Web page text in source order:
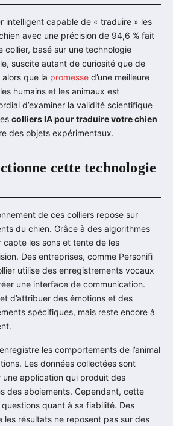
intelligent capable de « traduire » les
avec une précision de 94,6 % fait
collier, basé sur une technologie
suscite autant de curiosité que de
que la promesse d’une meilleure
humains et les animaux est
d’examiner la validité scientifique
colliers IA pour traduire votre chien
des objets expérimentaux.
cette technologie
de ces colliers repose sur
du chien. Grâce à des algorithmes
capte les sons et tente de les
Des entreprises, comme Personifi
utilise des enregistrements vocaux
une interface de communication.
d’attribuer des émotions et des
spécifiques, mais reste encore à
les comportements de l’animal
Les données collectées sont
une application qui produit des
des aboiements. Cependant, cette
quant à sa fiabilité. Des
résultats ne reposent pas sur des